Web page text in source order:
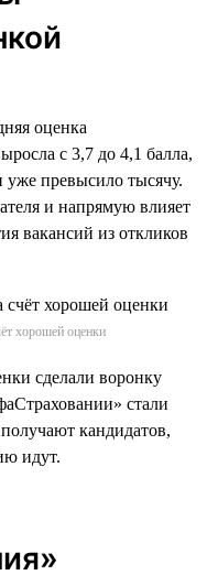
оценка
с 3,7 до 4,1 балла,
уже превысило тысячу.
и напрямую влияет
вакансий из откликов
хорошей оценки
сделали воронку
стали
кандидатов,
идут.